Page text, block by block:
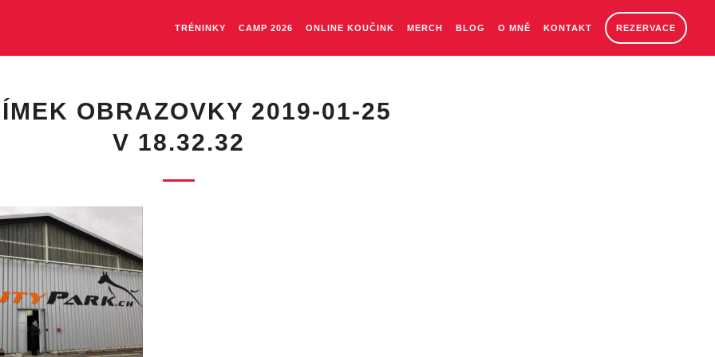
TRÉNINKY CAMP 2026 ONLINE KOUČINK MERCH BLOG O MNĚ KONTAKT REZERVACE
OBRAZOVKY 2019-01-25
V 18.32.32